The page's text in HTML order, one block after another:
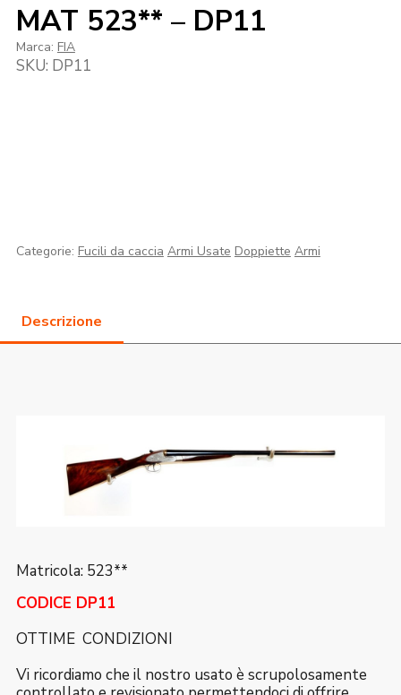
MAT 523** – DP11
Marca: FIA
SKU: DP11
Categorie: Fucili da caccia Armi Usate Doppiette Armi
Matricola: 523**
CODICE DP11
OTTIME CONDIZIONI
Vi ricordiamo che il nostro usato è scrupolosamente